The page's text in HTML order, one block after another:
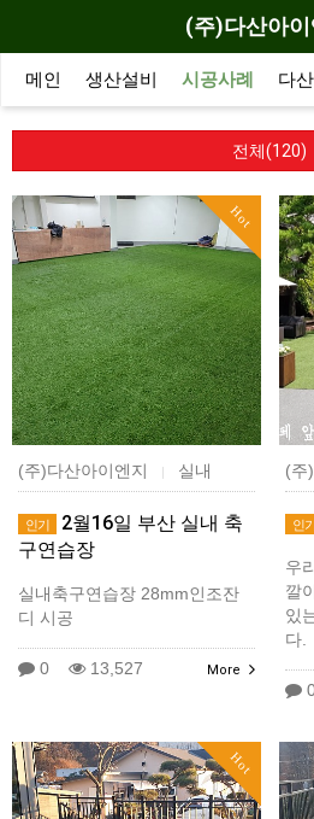
(주)다산아이
메인 생산설비 시공사례 다
전체(120)
Hot
(주)다산아이엔지 | 실내
인기
2월16일 부산 실내 축
구연습장
실내축구연습장 28mm인조잔
디 시공
0 13,527 More
(주
인
우
깔
있
다.
Hot